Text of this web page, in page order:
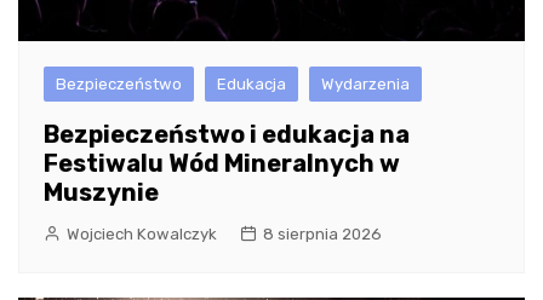
Bezpieczeństwo Edukacja Wydarzenia
Bezpieczeństwo i edukacja na
Festiwalu Wód Mineralnych w
Muszynie
Wojciech Kowalczyk 8 sierpnia 2026